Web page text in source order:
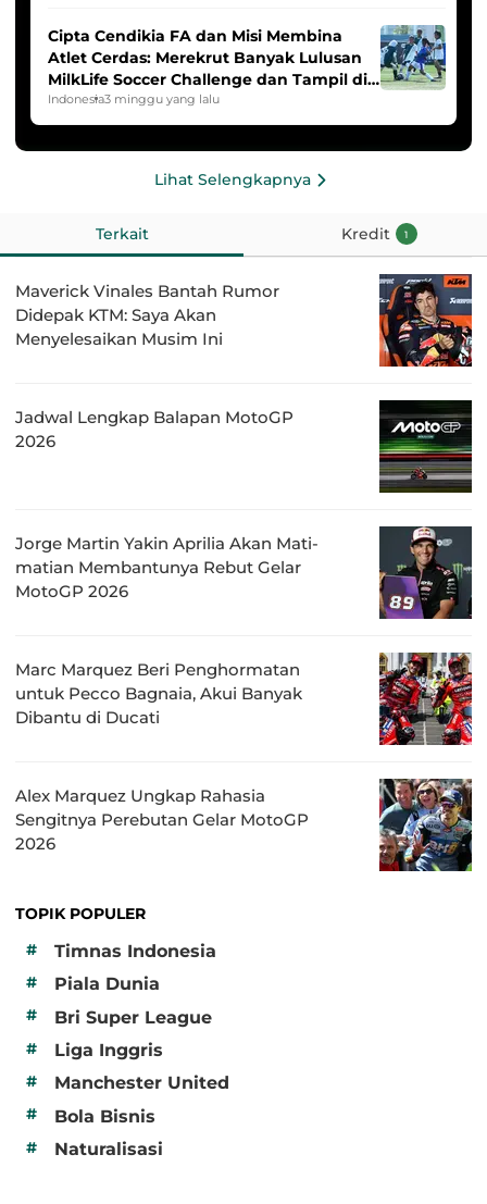
Cipta Cendikia FA dan Misi Membina
Atlet Cerdas: Merekrut Banyak Lulusan
MilkLife Soccer Challenge dan Tampil di
HYDROPLUS Soccer League
Indonesia3 minggu yang lalu
Lihat Selengkapnya
Terkait Kredit 1
Maverick Vinales Bantah Rumor
Didepak KTM: Saya Akan
Menyelesaikan Musim Ini
Jadwal Lengkap Balapan MotoGP
2026
Jorge Martin Yakin Aprilia Akan Mati-
matian Membantunya Rebut Gelar
MotoGP 2026
Marc Marquez Beri Penghormatan
untuk Pecco Bagnaia, Akui Banyak
Dibantu di Ducati
Alex Marquez Ungkap Rahasia
Sengitnya Perebutan Gelar MotoGP
2026
TOPIK POPULER
#
Timnas Indonesia
# Piala Dunia
# Bri Super League
# Liga Inggris
# Manchester United
# Bola Bisnis
# Naturalisasi